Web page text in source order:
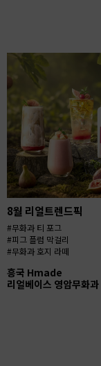
8월 리얼트렌드픽
#무화과 티 포그
#피그 플럼 막걸리
#무화과 호지 라떼
흥국 Hmade
리얼베이스 영암무화과